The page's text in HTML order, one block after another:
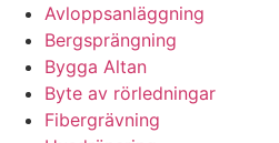
Avloppsanläggning
Bergsprängning
Bygga Altan
Byte av rörledningar
Fibergrävning